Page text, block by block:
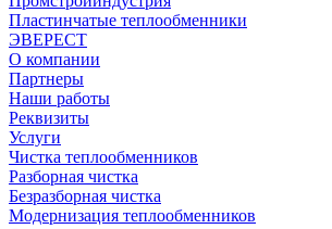
Пластинчатые теплообменники
ЭВЕРЕСТ
О компании
Партнеры
Наши работы
Реквизиты
Услуги
Чистка теплообменников
Разборная чистка
Безразборная чистка
Модернизация теплообменников